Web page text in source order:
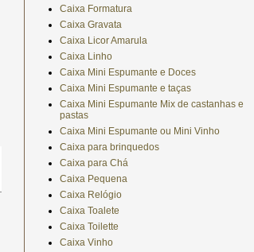
Caixa Formatura
Caixa Gravata
Caixa Licor Amarula
Caixa Linho
Caixa Mini Espumante e Doces
Caixa Mini Espumante e taças
Caixa Mini Espumante Mix de castanhas e
pastas
Caixa Mini Espumante ou Mini Vinho
Caixa para brinquedos
Caixa para Chá
Caixa Pequena
Caixa Relógio
Caixa Toalete
Caixa Toilette
Caixa Vinho